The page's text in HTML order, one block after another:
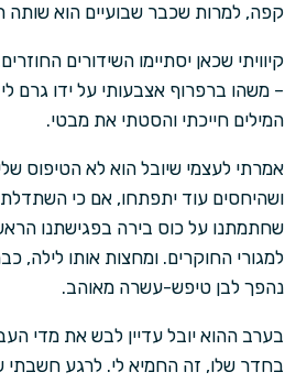
קפה, למרות שכבר שבועיים הוא שותה
קיוויתי שכאן יסתיימו השידורים
– משהו ברפרוף אצבעותי על ידו גרם
המילים חייכתי והסטתי את מבטי.
אמרתי לעצמי שיובל הוא לא הטיפוס
ושהיחסים עוד יתפתחו, אם כי
שחתמתנו על כוס בירה בפגישתנו
למגורי החוקרים. ומחצות אותו
נהפך לבן טיפש-עשרה מאוהב.
בערב ההוא יובל עדיין לבש את מדי
בחדר שלו, זה החמיא לי. לרגע